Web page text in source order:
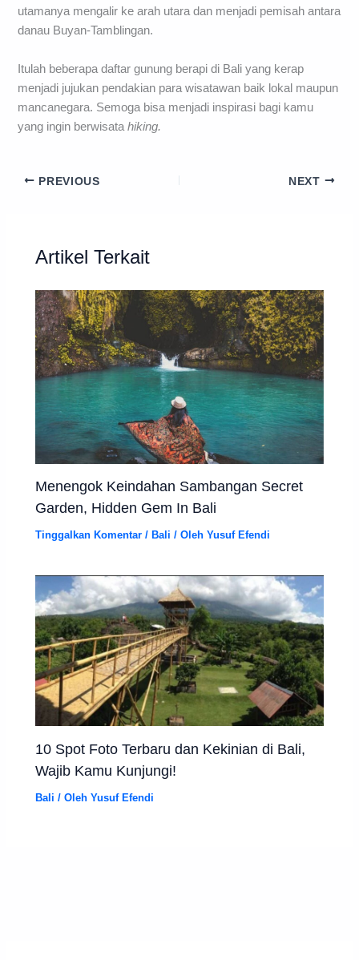
utamanya mengalir ke arah utara dan menjadi pemisah antara
danau Buyan-Tamblingan.
Itulah beberapa daftar gunung berapi di Bali yang kerap
menjadi jujukan pendakian para wisatawan baik lokal maupun
mancanegara. Semoga bisa menjadi inspirasi bagi kamu
yang ingin berwisatahiking.
PREVIOUS NEXT
Artikel Terkait
Menengok Keindahan Sambangan Secret
Garden, Hidden Gem In Bali
Tinggalkan Komentar / Bali / OlehYusuf Efendi
10 Spot Foto Terbaru dan Kekinian di Bali,
Wajib Kamu Kunjungi!
Bali / OlehYusuf Efendi